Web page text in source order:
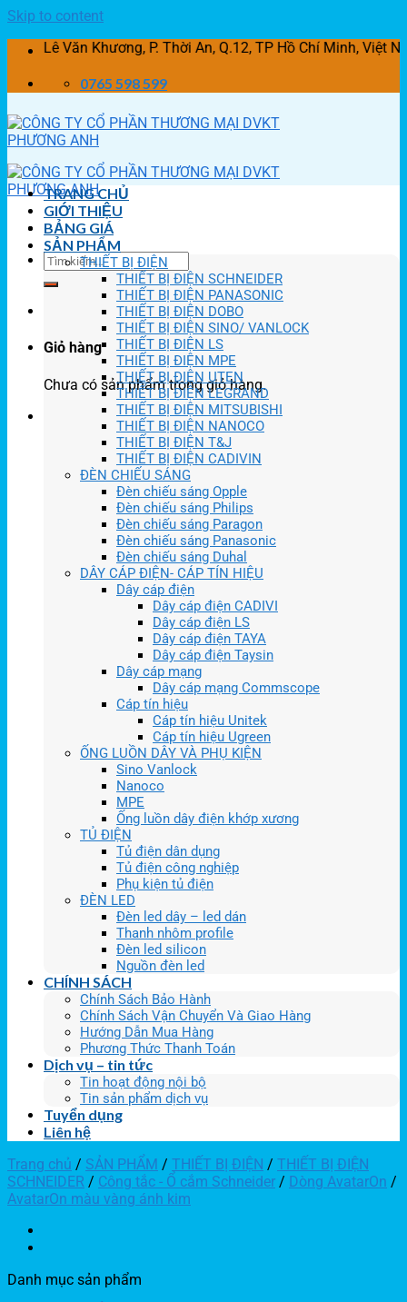
Skip to content
Lê Văn Khương, P. Thời An, Q.12, TP Hồ Chí Minh, Việt Nam
0765 598 599
Giỏ hàng
Chưa có sản phẩm trong giỏ hàng.
TRANG CHỦ
GIỚI THIỆU
BẢNG GIÁ
SẢN PHẨM
THIẾT BỊ ĐIỆN
THIẾT BỊ ĐIỆN SCHNEIDER
THIẾT BỊ ĐIỆN PANASONIC
THIẾT BỊ ĐIỆN DOBO
THIẾT BỊ ĐIỆN SINO/ VANLOCK
THIẾT BỊ ĐIỆN LS
THIẾT BỊ ĐIỆN MPE
THIẾT BỊ ĐIỆN UTEN
THIẾT BỊ ĐIỆN LEGRAND
THIẾT BỊ ĐIỆN MITSUBISHI
THIẾT BỊ ĐIỆN NANOCO
THIẾT BỊ ĐIỆN T&J
THIẾT BỊ ĐIỆN CADIVIN
ĐÈN CHIẾU SÁNG
Đèn chiếu sáng Opple
Đèn chiếu sáng Philips
Đèn chiếu sáng Paragon
Đèn chiếu sáng Panasonic
Đèn chiếu sáng Duhal
DÂY CÁP ĐIỆN- CÁP TÍN HIỆU
Dây cáp điện
Dây cáp điện CADIVI
Dây cáp điện LS
Dây cáp điện TAYA
Dây cáp điện Taysin
Dây cáp mạng
Dây cáp mạng Commscope
Cáp tín hiệu
Cáp tín hiệu Unitek
Cáp tín hiệu Ugreen
ỐNG LUỒN DÂY VÀ PHỤ KIỆN
Sino Vanlock
Nanoco
MPE
Ống luồn dây điện khớp xương
TỦ ĐIỆN
Tủ điện dân dụng
Tủ điện công nghiệp
Phụ kiện tủ điện
ĐÈN LED
Đèn led dây – led dán
Thanh nhôm profile
Đèn led silicon
Nguồn đèn led
CHÍNH SÁCH
Chính Sách Bảo Hành
Chính Sách Vận Chuyển Và Giao Hàng
Hướng Dẫn Mua Hàng
Phương Thức Thanh Toán
Dịch vụ – tin tức
Tin hoạt động nội bộ
Tin sản phẩm dịch vụ
Tuyển dụng
Liên hệ
Trang chủ / SẢN PHẨM / THIẾT BỊ ĐIỆN / THIẾT BỊ ĐIỆN
SCHNEIDER / Công tắc - Ổ cắm Schneider / Dòng AvatarOn /
AvatarOn màu vàng ánh kim
Danh mục sản phẩm